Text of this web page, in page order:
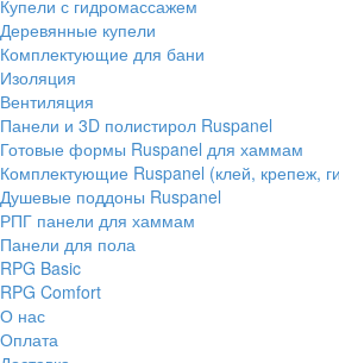
Купели с гидромассажем
Деревянные купели
Комплектующие для бани
Изоляция
Вентиляция
Панели и 3D полистирол Ruspanel
Готовые формы Ruspanel для хаммам
Комплектующие Ruspanel (клей, крепеж,
Душевые поддоны Ruspanel
РПГ панели для хаммам
Панели для пола
RPG Basic
RPG Comfort
О нас
Оплата